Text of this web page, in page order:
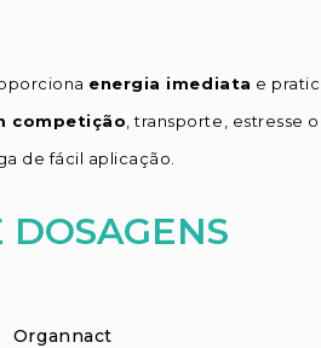
energia imediata e
competição , transporte, estresse
de fácil aplicação.
DOSAGENS
Organnact